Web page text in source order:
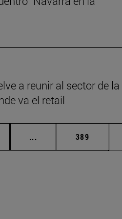
a reunir al sector de la
va el retail
... Páginas intermedias
Página
389